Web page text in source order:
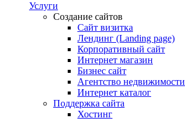
Услуги
Создание сайтов
Сайт визитка
Лендинг (Landing page)
Корпоративный сайт
Интернет магазин
Бизнес сайт
Агентство недвижимости
Интернет каталог
Поддержка сайта
Хостинг